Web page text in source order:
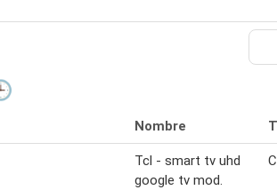
Nombre
Tcl - smart tv uhd
google tv mod.